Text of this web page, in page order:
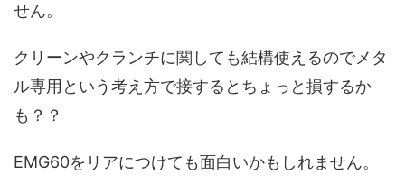
せん。
クリーンやクランチに関しても結構使えるのでメタ
ル専用という考え方で接するとちょっと損するか
も？？
EMG60をリアにつけても面白いかもしれません。